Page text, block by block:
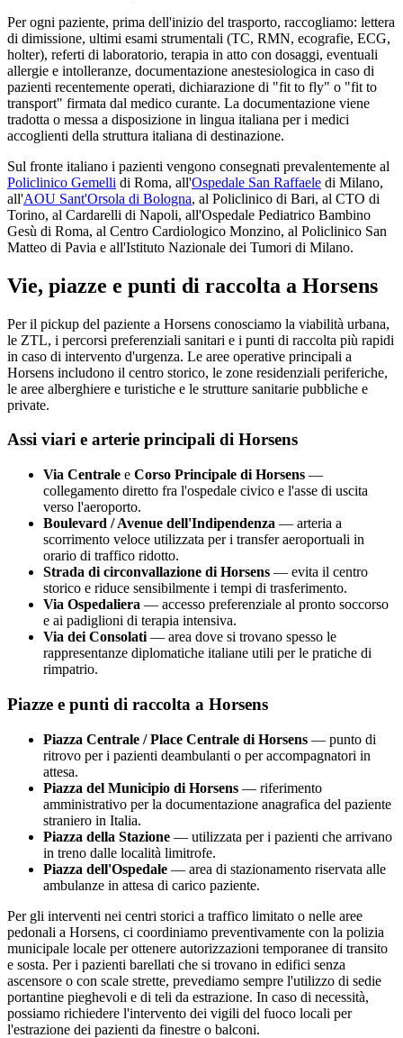
Per ogni paziente, prima dell'inizio del trasporto, raccogliamo: lettera
di dimissione, ultimi esami strumentali (TC, RMN, ecografie, ECG,
holter), referti di laboratorio, terapia in atto con dosaggi, eventuali
allergie e intolleranze, documentazione anestesiologica in caso di
pazienti recentemente operati, dichiarazione di "fit to fly" o "fit to
transport" firmata dal medico curante. La documentazione viene
tradotta o messa a disposizione in lingua italiana per i medici
accoglienti della struttura italiana di destinazione.
Sul fronte italiano i pazienti vengono consegnati prevalentemente al
Policlinico Gemelli di Roma, all'Ospedale San Raffaele di Milano,
all'AOU Sant'Orsola di Bologna, al Policlinico di Bari, al CTO di
Torino, al Cardarelli di Napoli, all'Ospedale Pediatrico Bambino
Gesù di Roma, al Centro Cardiologico Monzino, al Policlinico San
Matteo di Pavia e all'Istituto Nazionale dei Tumori di Milano.
Vie, piazze e punti di raccolta a Horsens
Per il pickup del paziente a Horsens conosciamo la viabilità urbana,
le ZTL, i percorsi preferenziali sanitari e i punti di raccolta più rapidi
in caso di intervento d'urgenza. Le aree operative principali a
Horsens includono il centro storico, le zone residenziali periferiche,
le aree alberghiere e turistiche e le strutture sanitarie pubbliche e
private.
Assi viari e arterie principali di Horsens
Via Centrale e Corso Principale di Horsens —
collegamento diretto fra l'ospedale civico e l'asse di uscita
verso l'aeroporto.
Boulevard / Avenue dell'Indipendenza — arteria a
scorrimento veloce utilizzata per i transfer aeroportuali in
orario di traffico ridotto.
Strada di circonvallazione di Horsens — evita il centro
storico e riduce sensibilmente i tempi di trasferimento.
Via Ospedaliera — accesso preferenziale al pronto soccorso
e ai padiglioni di terapia intensiva.
Via dei Consolati — area dove si trovano spesso le
rappresentanze diplomatiche italiane utili per le pratiche di
rimpatrio.
Piazze e punti di raccolta a Horsens
Piazza Centrale / Place Centrale di Horsens — punto di
ritrovo per i pazienti deambulanti o per accompagnatori in
attesa.
Piazza del Municipio di Horsens — riferimento
amministrativo per la documentazione anagrafica del paziente
straniero in Italia.
Piazza della Stazione — utilizzata per i pazienti che arrivano
in treno dalle località limitrofe.
Piazza dell'Ospedale — area di stazionamento riservata alle
ambulanze in attesa di carico paziente.
Per gli interventi nei centri storici a traffico limitato o nelle aree
pedonali a Horsens, ci coordiniamo preventivamente con la polizia
municipale locale per ottenere autorizzazioni temporanee di transito
e sosta. Per i pazienti barellati che si trovano in edifici senza
ascensore o con scale strette, prevediamo sempre l'utilizzo di sedie
portantine pieghevoli e di teli da estrazione. In caso di necessità,
possiamo richiedere l'intervento dei vigili del fuoco locali per
l'estrazione dei pazienti da finestre o balconi.